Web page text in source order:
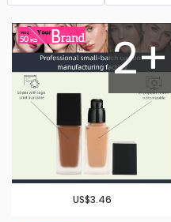
2+
US$3.46